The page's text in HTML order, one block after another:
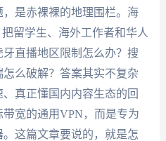
是赤裸裸的地理围栏。海
留学生、海外工作者和华人
直播地区限制怎么办？搜
么破解？答案其实不复杂
真正懂国内内容生态的回
宽的通用VPN，而是专为
这篇文章要说的，就是怎